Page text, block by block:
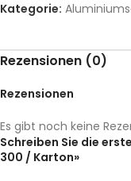
Kategorie:
Rezensionen (0)
Rezensionen
Es gibt noch keine
Schreiben Sie die
300 / Karton»